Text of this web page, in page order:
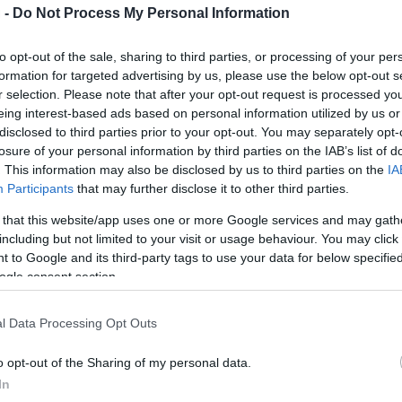
- Do Not Process My Personal Information
opt-out of the sale, sharing to third parties, or processing of your
for targeted advertising by us, please use the below opt-out
selection. Please note that after your opt-out request is processed
interest-based ads based on personal information utilized by us
to third parties prior to your opt-out. You may separately
of your personal information by third parties on the IAB’s list of
This information may also be disclosed by us to third parties on the
Participants that may further disclose it to other third parties.
that this website/app uses one or more Google services and may
but not limited to your visit or usage behaviour. You may
to Google and its third-party tags to use your data for below
consent section.
Data Processing Opt Outs
opt-out of the Sharing of my personal data.
közé, 2021 szeptemberében Sena Dagaduval léptek fel a
bazilikában. Idén a Müpában koncerteztek először, a
a Fishing on Orfűn, a Művészetek Völgyében, az Opus
a Jóvilágvan zenekar társaságában. Legközelebb február 19-
saját szerzeménye a szerelemről mesél Mint a zápor címmel.
mint egy nyár esti tánc az esőben. Sokan írnak a
szó. AMint a zápora megérkezett szerelem érzéséről szól,
kegyelmi állapotban lehetünk” − írja a dalt ihlető
de cserébe megtart, felemel és frissít, mint egy nyári zápor.”